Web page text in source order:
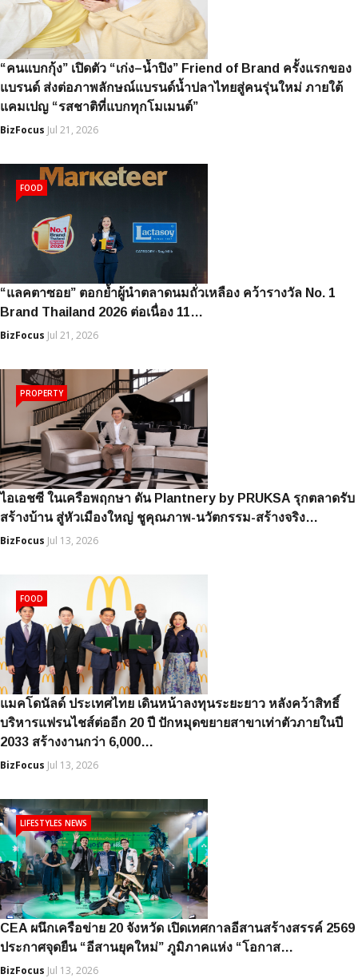
“คนแบกกุ้ง” เปิดตัว “เก่ง–น้ำปิง” Friend of Brand ครั้งแรกของ
แบรนด์ ส่งต่อภาพลักษณ์แบรนด์น้ำปลาไทยสู่คนรุ่นใหม่ ภายใต้
แคมเปญ “รสชาติที่แบกทุกโมเมนต์”
BizFocus Jul 21, 2026
“แลคตาซอย” ตอกย้ำผู้นำตลาดนมถั่วเหลือง คว้ารางวัล No. 1
Brand Thailand 2026 ต่อเนื่อง 11…
BizFocus Jul 21, 2026
FOOD
ไอเอชซี ในเครือพฤกษา ดัน Plantnery by PRUKSA รุกตลาดรับ
สร้างบ้าน สู่หัวเมืองใหญ่ ชูคุณภาพ-นวัตกรรม-สร้างจริง…
BizFocus Jul 13, 2026
PROPERTY
แมคโดนัลด์ ประเทศไทย เดินหน้าลงทุนระยะยาว หลังคว้าสิทธิ์
บริหารแฟรนไชส์ต่ออีก 20 ปี ปักหมุดขยายสาขาเท่าตัวภายในปี
2033 สร้างงานกว่า 6,000…
BizFocus Jul 13, 2026
FOOD
CEA ผนึกเครือข่าย 20 จังหวัด เปิดเทศกาลอีสานสร้างสรรค์ 2569
ประกาศจุดยืน “อีสานยุคใหม่” ภูมิภาคแห่ง “โอกาส…
BizFocus Jul 13, 2026
LIFESTYLES NEWS